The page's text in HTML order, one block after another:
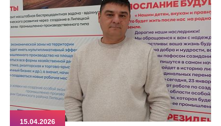
15.04.2026